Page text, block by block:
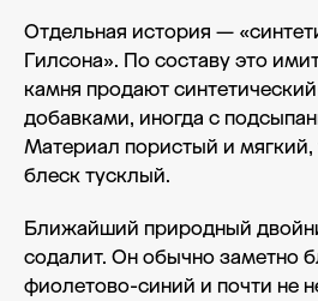
Отдельная история —
Гилсона». По составу это
камня продают
добавками, иногда с
Материал пористый и мягкий,
блеск тусклый.
Ближайший природный
содалит. Он обычно заметно
фиолетово-синий и почти не